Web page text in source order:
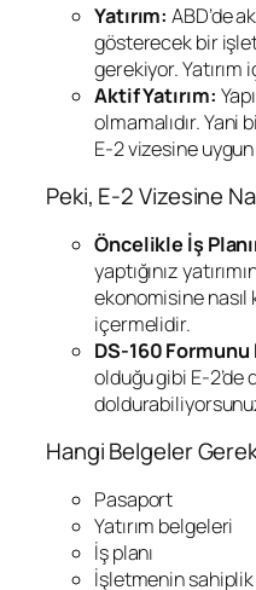
Yatırım:ABD’de
gösterecek bir
gerekiyor.
Aktif Yatırım:
olmamalıdır. Yani
E-2 vizesine uygun
Peki, E-2 Vizesine
Öncelikle İş
yaptığınız
ekonomisine nasıl
içermelidir.
DS-160
olduğu gibi E-
Hangi Belgeler
Pasaport
Yatırım belgeleri
İş planı
İşletmenin